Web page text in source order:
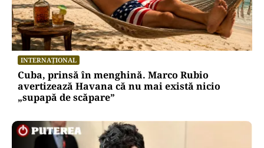
INTERNAȚIONAL
Cuba, prinsă în menghină. Marco Rubio
avertizează Havana că nu mai există nicio
„supapă de scăpare”